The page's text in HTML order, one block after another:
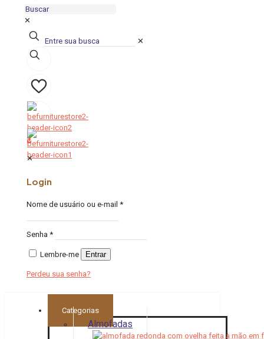
✕
✕
0
0
✕
Login
Nome de usuário ou e-mail *
Senha *
Lembre-me Entrar
Perdeu sua senha?
Categorias
Almofadas